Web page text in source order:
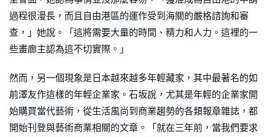
過程很漫長，而且自由港區的運作受到海關的嚴格諮詢和審
查，」她說。「這將需要大量的時間、精力和人力。這裡的一
些畫廊主認為這不切實際。」
然而，另一個現象是日本越來越多年輕藏家，其中最著名的如
前澤友作這樣的年輕企業家。石坂說，尤其是年輕的企業家開
始購買當代藝術，從生活風尚到商業趨勢的各類報章雜誌，都
開始刊登與藝術商業相關的文章。「就在三年前，當我們要求